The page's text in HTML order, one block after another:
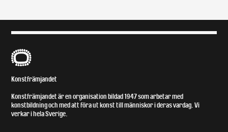
B
Konstfrämjandet
Konstfrämjandet är en organisation bildad 1947 som arbetar med
konstbildning och med att föra ut konst till människor i deras vardag. Vi
verkar i hela Sverige.